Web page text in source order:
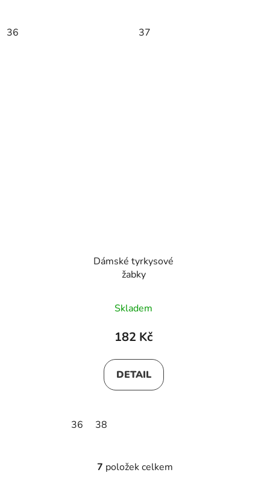
36 37
Dámské tyrkysové
žabky
Skladem
182 Kč
DETAIL
36 38
O
7 položek celkem